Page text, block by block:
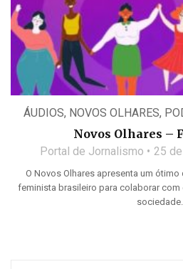
ÁUDIOS, NOVOS OLHARES,
Novos Olhares –
Portal de Jornalismo 25
O Novos Olhares apresenta um
feminista brasileiro para colaborar com
sociedade.